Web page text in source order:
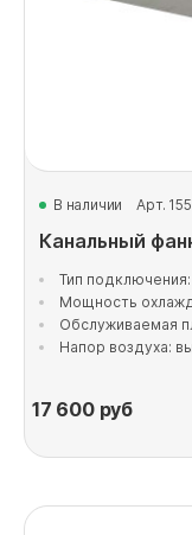
В наличии Арт.
Канальный
Тип
Мощность
Обслуживаемая
Напор воздуха:
17 600руб